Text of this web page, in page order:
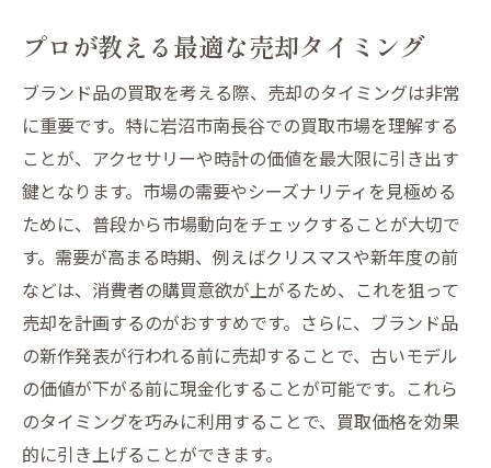
プロが教える最適な売却タイミング
ブランド品の買取を考える際、売却のタイミングは非常
に重要です。特に岩沼市南長谷での買取市場を理解する
ことが、アクセサリーや時計の価値を最大限に引き出す
鍵となります。市場の需要やシーズナリティを見極める
ために、普段から市場動向をチェックすることが大切で
す。需要が高まる時期、例えばクリスマスや新年度の前
などは、消費者の購買意欲が上がるため、これを狙って
売却を計画するのがおすすめです。さらに、ブランド品
の新作発表が行われる前に売却することで、古いモデル
の価値が下がる前に現金化することが可能です。これら
のタイミングを巧みに利用することで、買取価格を効果
的に引き上げることができます。